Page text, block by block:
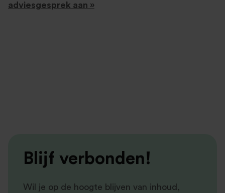
adviesgesprek aan »
Blijf verbonden!
Wil je op de hoogte blijven van inhoud,